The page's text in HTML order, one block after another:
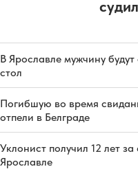
В Ярославле мужчину
стол
Погибшую во время
отпели в Белграде
Уклонист получил 12 лет
Ярославле